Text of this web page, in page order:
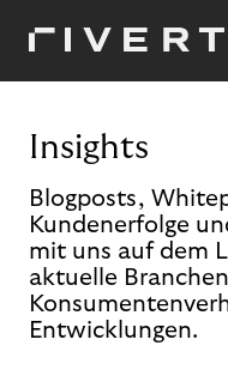
Insights
Blogposts,
Kundenerfolge
mit uns auf dem
aktuelle
Entwicklungen.